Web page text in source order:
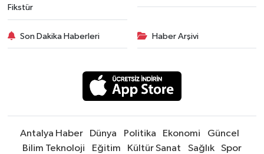
Fikstür
Son Dakika Haberleri Haber Arşivi
Antalya Haber Dünya Politika Ekonomi
Güncel
Bilim Teknoloji
Eğitim Kültür Sanat Sağlık Spor